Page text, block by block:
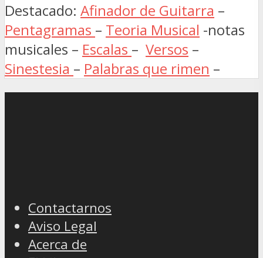
Destacado: Afinador de Guitarra –
Pentagramas – Teoria Musical -notas
musicales – Escalas – Versos –
Sinestesia – Palabras que rimen –
Contactarnos
Aviso Legal
Acerca de